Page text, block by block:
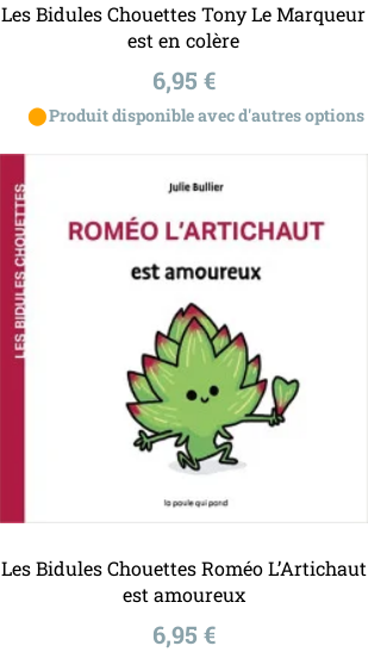
Les Bidules Chouettes Tony Le Marqueur
est en colère
Prix
6,95 €
⬤Produit disponible avec d'autres options
Les Bidules Chouettes Roméo L’Artichaut
est amoureux
Prix
6,95 €